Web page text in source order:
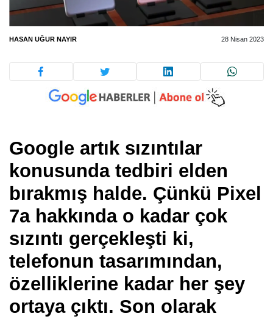
HASAN UĞUR NAYIR 28 Nisan 2023
Google artık sızıntılar
konusunda tedbiri elden
bırakmış halde. Çünkü Pixel
7a hakkında o kadar çok
sızıntı gerçekleşti ki,
telefonun tasarımından,
özelliklerine kadar her şey
ortaya çıktı. Son olarak